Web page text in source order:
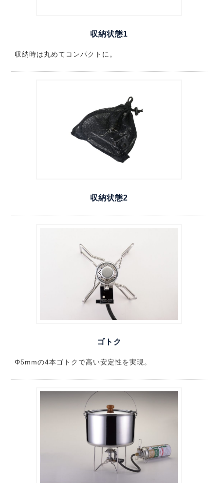
収納状態1
収納時は丸めてコンパクトに。
収納状態2
ゴトク
Φ5mmの4本ゴトクで高い安定性を実現。